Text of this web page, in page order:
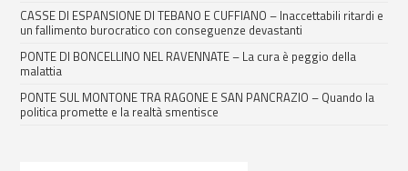
CASSE DI ESPANSIONE DI TEBANO E CUFFIANO – Inaccettabili ritardi e
un fallimento burocratico con conseguenze devastanti
PONTE DI BONCELLINO NEL RAVENNATE – La cura è peggio della
malattia
PONTE SUL MONTONE TRA RAGONE E SAN PANCRAZIO – Quando la
politica promette e la realtà smentisce